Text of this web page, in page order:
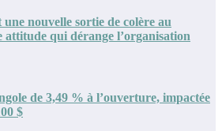
nouvelle sortie de colère au
attitude qui dérange l’organisation
de 3,49 % à l’ouverture, impactée
$